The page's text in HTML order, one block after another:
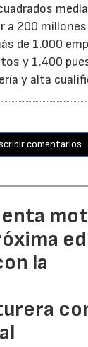
a 200 millones
de 1.000
y 1.400
y alta
comentarios
la